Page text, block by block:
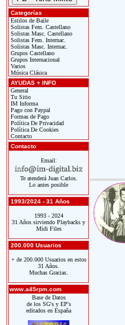
Categorías
Estilos de Baile
Solistas Fem. Castellano
Solistas Masc. Castellano
Solistas Fem. Internac.
Solistas Masc. Internac.
Grupos Castellano
Grupos Internacional
Varios
Música Clásica
AYUDAS + INFO
General
Tu Sitio
IM Informa
Pago con Paypal
Formas de Pago
Política De Privacidad
Política De Cookies
Contacto
Contacto
Email:
Te atenderá Juan Carlos.
Lo antes posible
1993/2024 - 31 Años
1993 - 2024
31 Años sirviendo Playbacks y
Midi Files
200.000 Usuarios
+ de 200.000 Usuarios en estos
31 Años.
Muchas Gracias.
www.a45rpm.com
Base de Datos
de los SG's y EP's
editados en España